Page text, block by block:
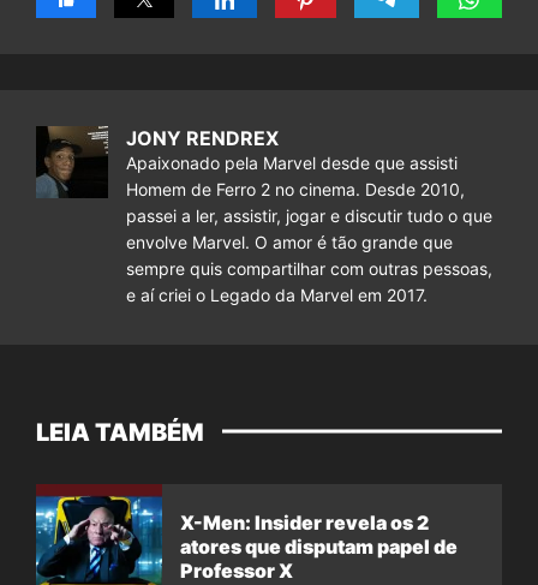
JONY RENDREX
Apaixonado pela Marvel desde que assisti
Homem de Ferro 2 no cinema. Desde 2010,
passei a ler, assistir, jogar e discutir tudo o que
envolve Marvel. O amor é tão grande que
sempre quis compartilhar com outras pessoas,
e aí criei o Legado da Marvel em 2017.
LEIA TAMBÉM
X-Men: Insider revela os 2
atores que disputam papel de
Professor X